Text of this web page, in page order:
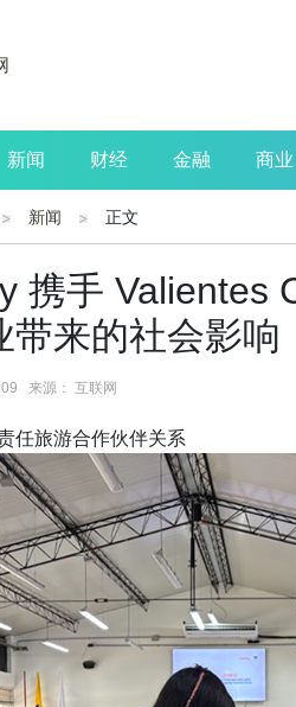
新闻 财经 金融 商业
生活 读书
新闻 正文
携手 Valientes
带来的社会影响
来源： 互联网
任旅游合作伙伴关系